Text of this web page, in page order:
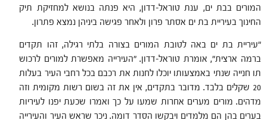
המורים בבת ים, ענת טוראל-דדון, היא פנתה בנושא למחזיקת תיק
החינוך בעיריית בת ים אסתר פרון ולאחר פגישה ביניהן נמצא פתרון.
"עיריית בת ים באה לטובת המורים בצורה בלתי רגילה, זהו תקדים
ברמה ארצית", אומרת טוראל-דדון. "העירייה מאפשרת למורים לרכוש
תו חנייה שנתי באמצעותו יוכלו לחנות את רכבם בכל רחבי העיר בעלות
20 שקלים בלבד. מדובר בתקדים, אין את זה בשום רשות מקומית וזה
מדהים. מורים מערים אחרות שמעו על כך ואמרו שכעת יפנו לעיריות
בערים בהן הם מלמדים ויבקשו הסדר דומה. ניכר שראש העיר והעירייה